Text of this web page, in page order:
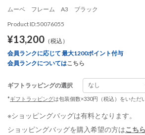
ムーベ フレーム A3 ブラック
Product ID:50076055
¥13,200 （税込）
会員ランクに応じて 最大1200ポイント付与
会員ランクについてはこちら
ギフトラッピングの選択
*ギフトラッピングは包装個数×330円（税込）をいただ
※ショッピングバッグは有料となります。
ショッピングバッグを購入希望の方はこちら